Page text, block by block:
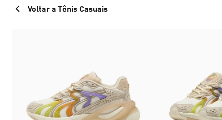
Voltar a Tênis Casuais